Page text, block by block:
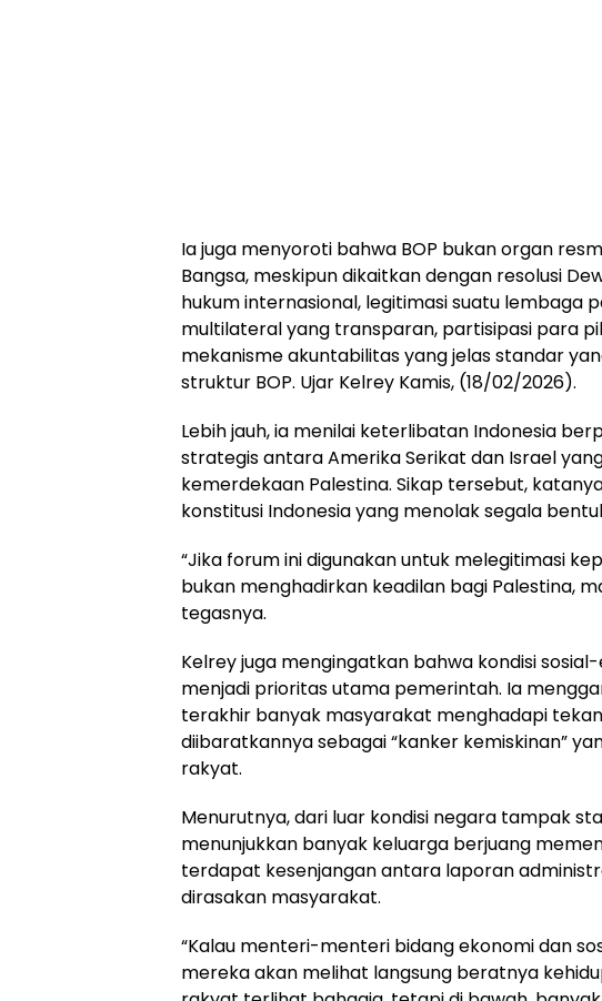
Ia juga menyoroti bahwa BOP bukan organ
Bangsa, meskipun dikaitkan dengan resolusi
hukum internasional, legitimasi suatu lembaga
multilateral yang transparan, partisipasi para
mekanisme akuntabilitas yang jelas standar
struktur BOP. Ujar Kelrey Kamis, (18/02/2026).
Lebih jauh, ia menilai keterlibatan Indonesia
strategis antara Amerika Serikat dan Israel
kemerdekaan Palestina. Sikap tersebut,
konstitusi Indonesia yang menolak segala
“Jika forum ini digunakan untuk melegitimasi
bukan menghadirkan keadilan bagi Palestina,
tegasnya.
Kelrey juga mengingatkan bahwa kondisi
menjadi prioritas utama pemerintah. Ia
terakhir banyak masyarakat menghadapi
diibaratkannya sebagai “kanker kemiskinan”
rakyat.
Menurutnya, dari luar kondisi negara tampak
menunjukkan banyak keluarga berjuang
terdapat kesenjangan antara laporan
dirasakan masyarakat.
“Kalau menteri-menteri bidang ekonomi dan
mereka akan melihat langsung beratnya